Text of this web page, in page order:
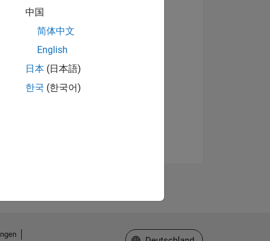
中国
简体中文
English
日本 (日本語)
한국 (한국어)